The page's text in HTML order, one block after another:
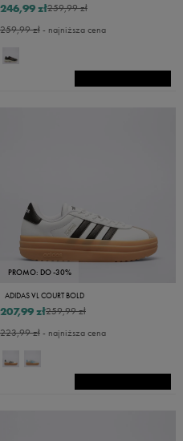
259,99 zł
246,99 zł
259,99 zł- najniższa cena
PROMO: DO -30%
ADIDAS VL COURT BOLD
259,99 zł
207,99 zł
223,99 zł- najniższa cena